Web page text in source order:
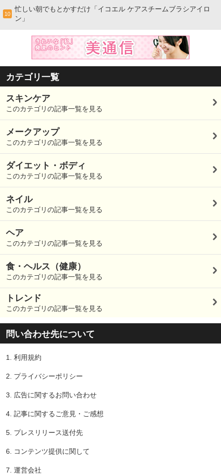
10
忙しい朝でもとかすだけ「イコエル ケアスチームブラシアイロ
ン」
カテゴリ一覧
スキンケア
このカテゴリの記事一覧を見る
メークアップ
このカテゴリの記事一覧を見る
ダイエット・ボディ
このカテゴリの記事一覧を見る
ネイル
このカテゴリの記事一覧を見る
ヘア
このカテゴリの記事一覧を見る
食・ヘルス（健康）
このカテゴリの記事一覧を見る
トレンド
このカテゴリの記事一覧を見る
問い合わせ先について
1. 利用規約
2. プライバシーポリシー
3. 広告に関するお問い合わせ
4. 記事に関するご意見・ご感想
5. プレスリリース送付先
6. コンテンツ提供に関して
7. 運営会社